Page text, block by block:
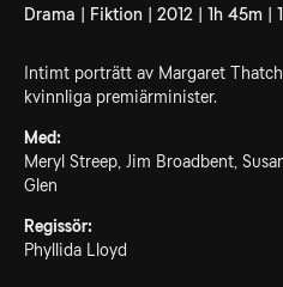
Drama | Fiktion | 2012 | 1h 45m |
Intimt porträtt av Margaret
kvinnliga premiärminister.
Med:
Meryl Streep, Jim Broadbent,
Glen
Regissör:
Phyllida Lloyd